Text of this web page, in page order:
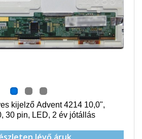
kijelző Advent 4214 10,0",
, 30 pin, LED, 2 év jótállás